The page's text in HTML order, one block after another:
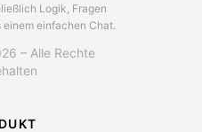
Logik, Fragen
einem einfachen Chat.
– Alle Rechte